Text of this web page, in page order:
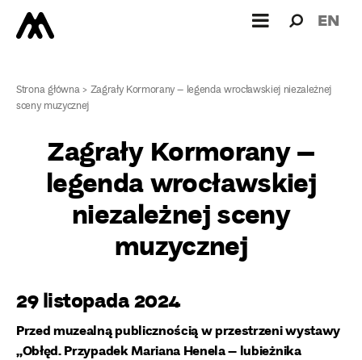
dla: EN
Strona główna>Zagrały Kormorany – legenda wrocławskiej niezależnej
sceny muzycznej
Zagrały Kormorany –
legenda wrocławskiej
niezależnej sceny
muzycznej
29 listopada 2024
Przed muzealną publicznością w przestrzeni wystawy
„Obłęd. Przypadek Mariana Henela – lubieżnika